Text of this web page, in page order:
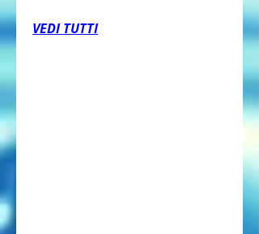
VEDI TUTTI